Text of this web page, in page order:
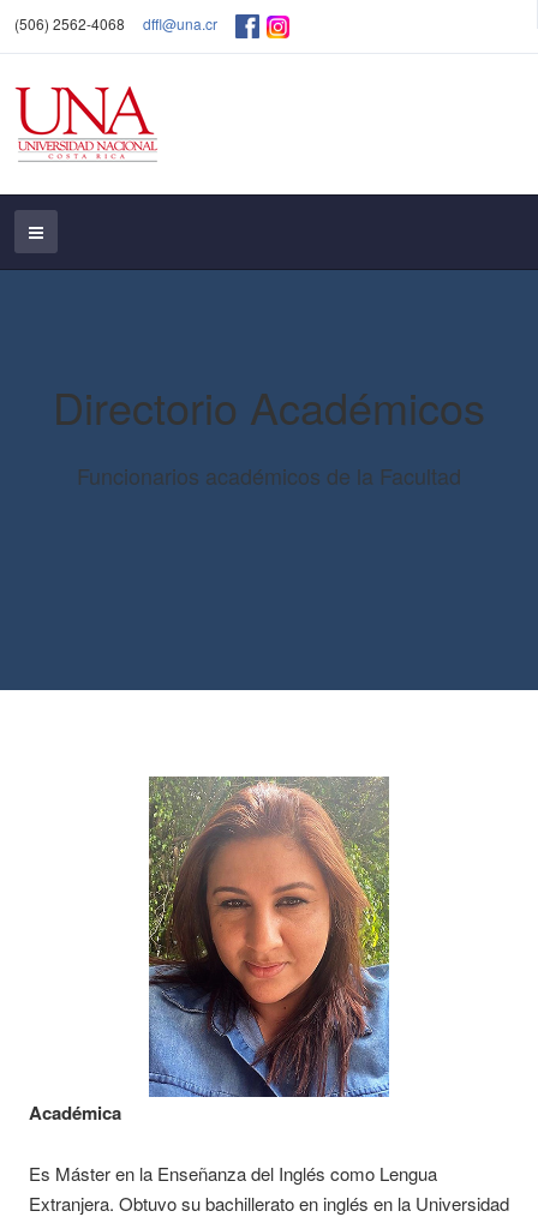
(506) 2562-4068 dffl@una.cr
Directorio Académicos
Funcionarios académicos de la Facultad
Académica
Es Máster en la Enseñanza del Inglés como Lengua
Extranjera. Obtuvo su bachillerato en inglés en la Universidad